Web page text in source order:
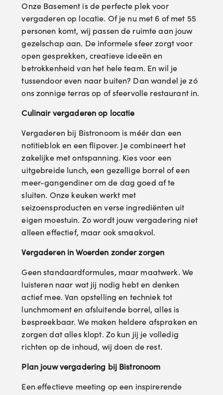
Onze Basement is de perfecte plek voor
vergaderen op locatie. Of je nu met 6 of met 55
personen komt, wij passen de ruimte aan jouw
gezelschap aan. De informele sfeer zorgt voor
open gesprekken, creatieve ideeën en
betrokkenheid van het hele team. En wil je
tussendoor even naar buiten? Dan wandel je zó
ons zonnige terras op of sfeervolle restaurant in.
Culinair vergaderen op locatie
Vergaderen bij Bistronoom is méér dan een
notitieblok en een flipover. Je combineert het
zakelijke met ontspanning. Kies voor een
uitgebreide lunch, een gezellige borrel of een
meer-gangendiner om de dag goed af te
sluiten. Onze keuken werkt met
seizoensproducten en verse ingrediënten uit
eigen moestuin. Zo wordt jouw vergadering niet
alleen effectief, maar ook smaakvol.
Vergaderen in Woerden zonder zorgen
Geen standaardformules, maar maatwerk. We
luisteren naar wat jij nodig hebt en denken
actief mee. Van opstelling en techniek tot
lunchmoment en afsluitende borrel, alles is
bespreekbaar. We maken heldere afspraken en
zorgen dat alles klopt. Zo kun jij je volledig
richten op de inhoud, wij doen de rest.
Plan jouw vergadering bij Bistronoom
Een effectieve meeting op een inspirerende